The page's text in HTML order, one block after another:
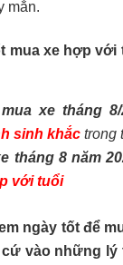
mắn.
mua xe hợp với
xe tháng 8/
sinh khắctrong
tháng 8 năm
với tuổi
ngày tốt để
cứ vào những lý